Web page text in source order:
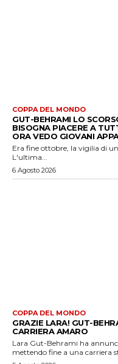
COPPA DEL MONDO
GUT-BEHRAMI LO
BISOGNA PIACERE A
ORA VEDO GIOVANI
Era fine ottobre, la vigilia di
L'ultima...
6 Agosto 2026
COPPA DEL MONDO
GRAZIE LARA! GUT-
CARRIERA AMARO
Lara Gut-Behrami ha
mettendo fine a una carriera